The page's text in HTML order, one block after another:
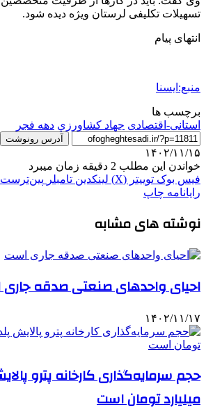
تسهیلات تکلیفی لرستان ویژه دیده شود.
انتهای پیام
منبع:ایسنا
برچسب ها
استانی-اقتصادی جهاد كشاورزي دهه فجر
آدرس رونوشت
۱۴۰۲/۱۱/۱۵
خواندن این مطلب 2 دقیقه زمان میبرد
فیس بوک توییتر (X) لینکدین ‫تامبلر ‫پین‌ترست
رایانامه چاپ
نوشته های مشابه
احیای واحدهای صنعتی صدقه
۱۴۰۲/۱۱/۱۷
میلیارد تومان است